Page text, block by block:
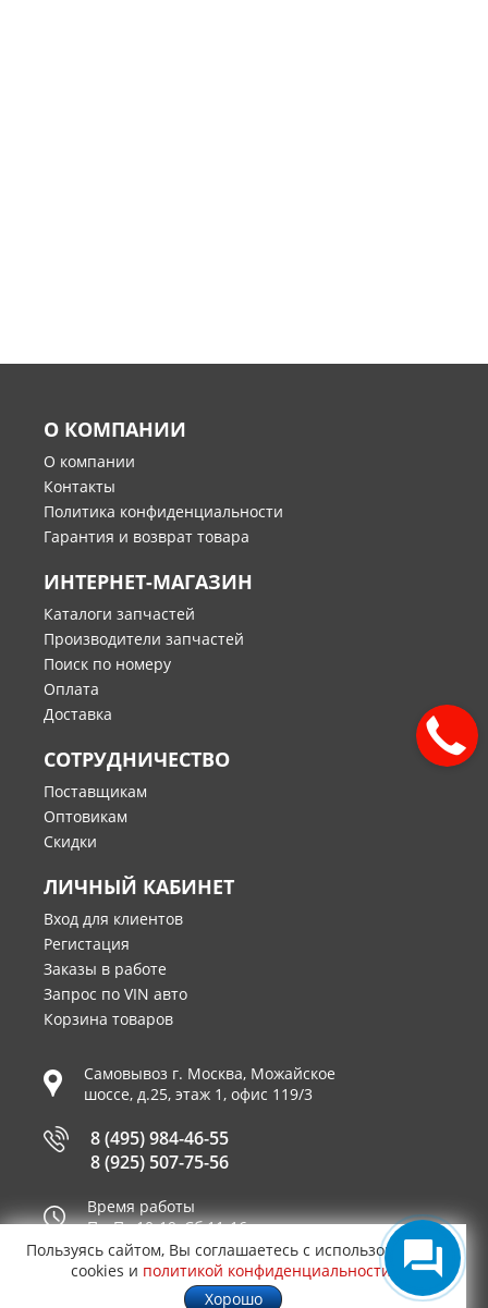
О КОМПАНИИ
О компании
Контакты
Политика конфиденциальности
Гарантия и возврат товара
ИНТЕРНЕТ-МАГАЗИН
Каталоги запчастей
Производители запчастей
Поиск по номеру
Оплата
Доставка
СОТРУДНИЧЕСТВО
Поставщикам
Оптовикам
Скидки
ЛИЧНЫЙ КАБИНЕТ
Вход для клиентов
Регистация
Заказы в работе
Запрос по VIN авто
Корзина товаров
Самовывоз г. Москва, Можайское
шоссе, д.25, этаж 1, офис 119/3
8 (495) 984-46-55
8 (925) 507-75-56
Время работы
Пн-Пт 10-19, Сб 11-16
Принимаем к оплате
Пользуясь сайтом, Вы соглашаетесь с использованием
cookies и политикой конфиденциальности
Хорошо